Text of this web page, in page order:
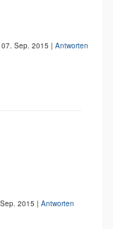
07. Sep. 2015 | Antworten
2015 | Antworten